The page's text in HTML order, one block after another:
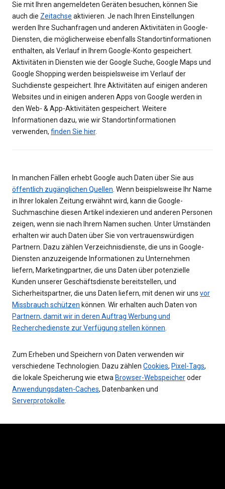
Sie mit Ihren angemeldeten Geräten besuchen, können Sie
auch die Zeitachse aktivieren. Je nach Ihren Einstellungen
werden Ihre Suchanfragen und anderen Aktivitäten in Google-
Diensten, die möglicherweise ebenfalls Standortinformationen
enthalten, als Verlauf in Ihrem Google-Konto gespeichert.
Aktivitäten in Diensten wie der Google Suche, Google Maps und
Google Shopping werden beispielsweise im Verlauf der
Suchdienste gespeichert. Ihre Aktivitäten auf einigen anderen
Websites und in einigen anderen Apps von Google werden in
den Web- & App-Aktivitäten gespeichert. Weitere
Informationen dazu, wie wir Standortinformationen
verwenden, finden Sie hier.
In manchen Fällen erhebt Google auch Daten über Sie aus
öffentlich zugänglichen Quellen . Wenn beispielsweise Ihr Name
in Ihrer lokalen Zeitung erwähnt wird, kann die Google-
Suchmaschine diesen Artikel indexieren und anderen Personen
zeigen, wenn sie nach Ihrem Namen suchen. Unter Umständen
erhalten wir auch Daten über Sie von vertrauenswürdigen
Partnern. Dazu zählen Verzeichnisdienste, die uns in Google-
Diensten anzuzeigende Informationen zu Unternehmen
liefern, Marketingpartner, die uns Daten über potenzielle
Kunden unserer Geschäftsdienste bereitstellen, und
Sicherheitspartner, die uns Daten liefern, mit denen wir uns vor
Missbrauch schützen können. Wir erhalten auch Daten von
Partnern, damit wir in deren Auftrag Werbung und
Recherchedienste zur Verfügung stellen können
Zum Erheben und Speichern von Daten verwenden wir
verschiedene Technologien. Dazu zählen Cookies, Pixel-Tags,
die lokale Speicherung wie etwa Browser-Webspeicheroder
Anwendungsdaten-Caches, Datenbanken und
Serverprotokolle